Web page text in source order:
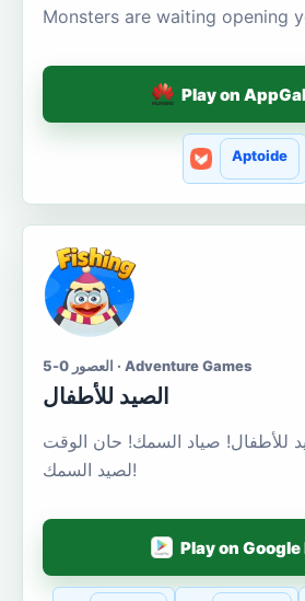
Monsters are waiting opening
Play on
Aptoide
العصور 0-5 · Adventure Games
الصيد للأطفال
للأطفال! صياد السمك! حان الوقت
لصيد السمك!
Play on Google